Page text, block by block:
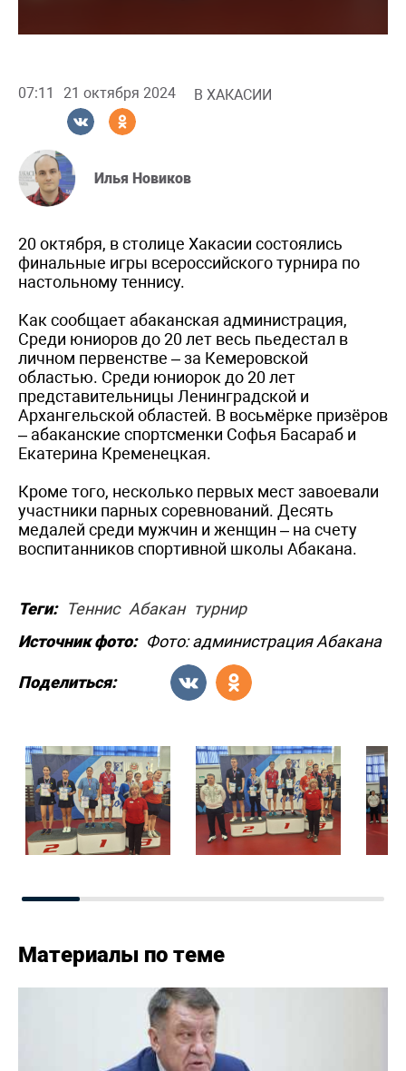
07:11 21 октября 2024 В ХАКАСИИ
Илья Новиков
20 октября, в столице Хакасии состоялись
финальные игры всероссийского турнира по
настольному теннису.
Как сообщает абаканская администрация,
Среди юниоров до 20 лет весь пьедестал в
личном первенстве – за Кемеровской
областью. Среди юниорок до 20 лет
представительницы Ленинградской и
Архангельской областей. В восьмёрке призёров
– абаканские спортсменки Софья Басараб и
Екатерина Кременецкая.
Кроме того, несколько первых мест завоевали
участники парных соревнований. Десять
медалей среди мужчин и женщин – на счету
воспитанников спортивной школы Абакана.
Теги: Теннис Абакан турнир
Источник фото: Фото: администрация Абакана
Поделиться:
Материалы по теме